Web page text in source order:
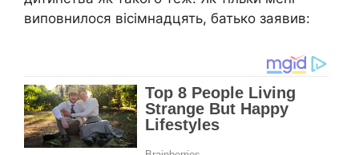
виповнилося вісімнадцять, батько заявив: